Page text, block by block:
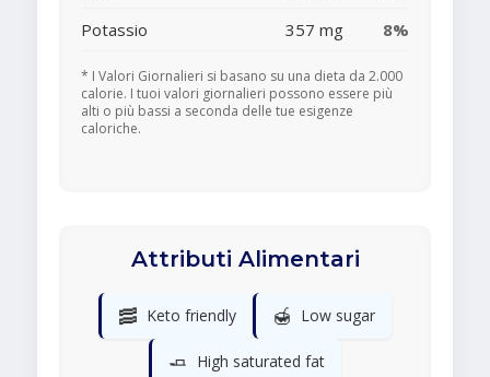
Potassio
357 mg 8%
* I Valori Giornalieri si basano su una dieta da 2.000
calorie. I tuoi valori giornalieri possono essere più
alti o più bassi a seconda delle tue esigenze
caloriche.
Attributi Alimentari
🥓 Keto friendly 🍯 Low sugar
🧈 High saturated fat